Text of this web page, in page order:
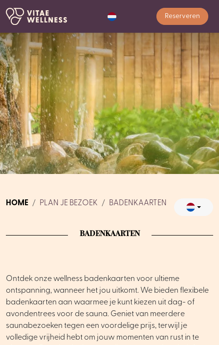
Reserveren
HOME PLAN JE BEZOEK BADENKAARTEN
BADENKAARTEN
Ontdek onze wellness badenkaarten voor ultieme
ontspanning, wanneer het jou uitkomt. We bieden flexibele
badenkaarten aan waarmee je kunt kiezen uit dag- of
avondentrees voor de sauna. Geniet van meerdere
saunabezoeken tegen een voordelige prijs, terwijl je
volledige vrijheid hebt om jouw momenten van rust in te